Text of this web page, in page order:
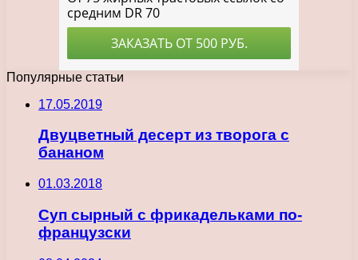
Популярные статьи
17.05.2019
Двуцветный десерт из творога с
бананом
01.03.2018
Суп сырный с фрикадельками по-
французски